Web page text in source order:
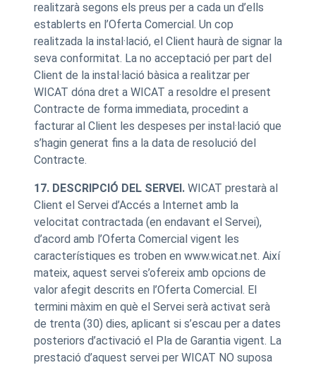
realitzarà segons els preus per a cada un d’ells
establerts en l’Oferta Comercial. Un cop
realitzada la instal·lació, el Client haurà de signar la
seva conformitat. La no acceptació per part del
Client de la instal·lació bàsica a realitzar per
WICAT dóna dret a WICAT a resoldre el present
Contracte de forma immediata, procedint a
facturar al Client les despeses per instal·lació que
s’hagin generat fins a la data de resolució del
Contracte.
17. DESCRIPCIÓ DEL SERVEI. WICAT prestarà al
Client el Servei d’Accés a Internet amb la
velocitat contractada (en endavant el Servei),
d’acord amb l’Oferta Comercial vigent les
característiques es troben en www.wicat.net. Així
mateix, aquest servei s’ofereix amb opcions de
valor afegit descrits en l’Oferta Comercial. El
termini màxim en què el Servei serà activat serà
de trenta (30) dies, aplicant si s’escau per a dates
posteriors d’activació el Pla de Garantia vigent. La
prestació d’aquest servei per WICAT NO suposa